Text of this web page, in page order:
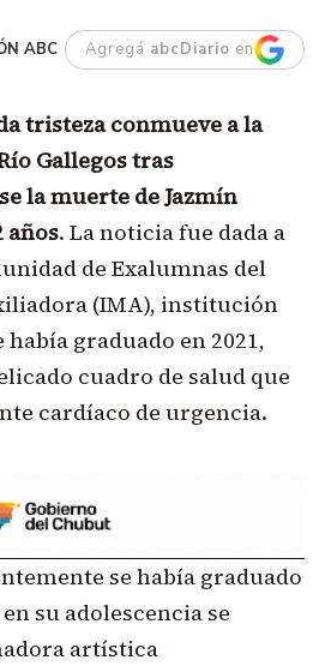
ABC Agregá abcDiario en
tristeza conmueve a la
Gallegos tras
la muerte de Jazmín
años. La noticia fue dada a
de Exalumnas del
(IMA), institución
había graduado en 2021,
cuadro de salud que
cardíaco de urgencia.
se había graduado
su adolescencia se
artística